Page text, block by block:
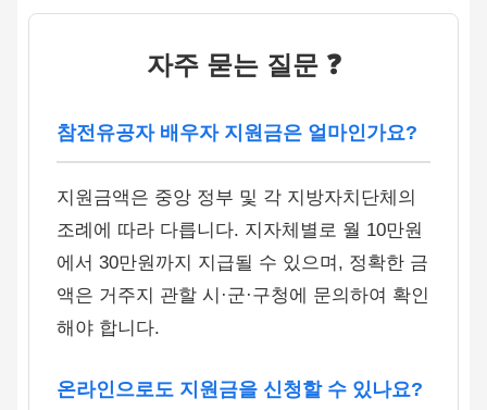
자주 묻는 질문 ❓
참전유공자 배우자 지원금은 얼마인가요?
지원금액은 중앙 정부 및 각 지방자치단체의
조례에 따라 다릅니다. 지자체별로 월 10만원
에서 30만원까지 지급될 수 있으며, 정확한 금
액은 거주지 관할 시·군·구청에 문의하여 확인
해야 합니다.
온라인으로도 지원금을 신청할 수 있나요?